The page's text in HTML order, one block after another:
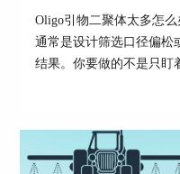
为了提高实验效率并
Oligo允许用户将设
后的设计中快速调用
准，降低因手动误差
1、进入参数设置界面
打开Oligo软件，点击
Oligo引物二聚体太多怎
通常是设计筛选口径偏松
结果。你要做的不是只盯
型分清，再把Oligo里用
把实际二聚体配对形态复